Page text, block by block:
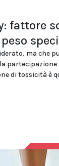
fattore
ma che
di tossicità è